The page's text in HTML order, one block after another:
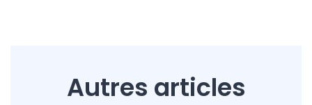
Autres articles